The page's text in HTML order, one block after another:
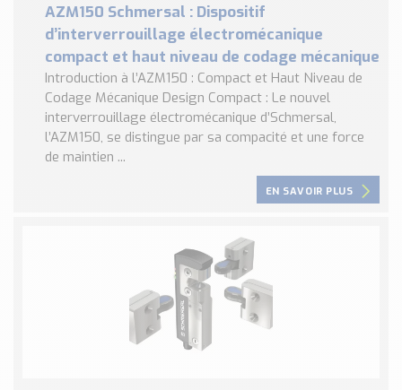
AZM150 Schmersal : Dispositif
d’interverrouillage électromécanique
compact et haut niveau de codage mécanique
Introduction à l’AZM150 : Compact et Haut Niveau de
Codage Mécanique Design Compact : Le nouvel
interverrouillage électromécanique d’Schmersal,
l’AZM150, se distingue par sa compacité et une force
de maintien ...
EN SAVOIR PLUS